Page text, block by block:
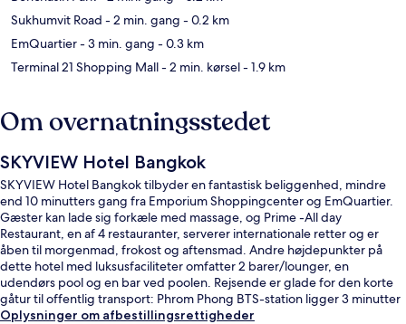
Sukhumvit Road - 2 min. gang - 0.2 km
EmQuartier- 3 min. gang - 0.3 km
Terminal 21 Shopping Mall- 2 min. kørsel- 1.9 km
Om overnatningsstedet
SKYVIEW Hotel Bangkok
SKYVIEW Hotel Bangkok tilbyder en fantastisk beliggenhed, mindre
end 10 minutters gang fra Emporium Shoppingcenter og EmQuartier.
Gæster kan lade sig forkæle med massage, og Prime -All day
Restaurant, en af 4 restauranter, serverer internationale retter og er
åben til morgenmad, frokost og aftensmad. Andre højdepunkter på
dette hotel med luksusfaciliteter omfatter 2 barer/lounger, en
udendørs pool og en bar ved poolen. Rejsende er glade for den korte
gåtur til offentlig transport: Phrom Phong BTS-station ligger 3 minutter
derfra og Thong Lo BTS Metrostation 14 minutter væk.
Oplysninger om afbestillingsrettigheder